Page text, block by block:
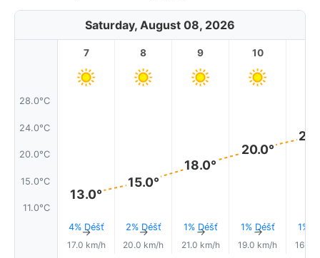
Saturday, August 08, 2026
28.0°C
24.0°C
20.0°C
15.0°C
11.0°C
7
13.0°
4% Déšť
↑
17.0 km/h
8
15.0°
2% Déšť
↑
20.0 km/h
9
18.0°
1% Déšť
↑
21.0 km/h
10
20.0°
1% Déšť
↑
19.0 km/h
1%
16.0